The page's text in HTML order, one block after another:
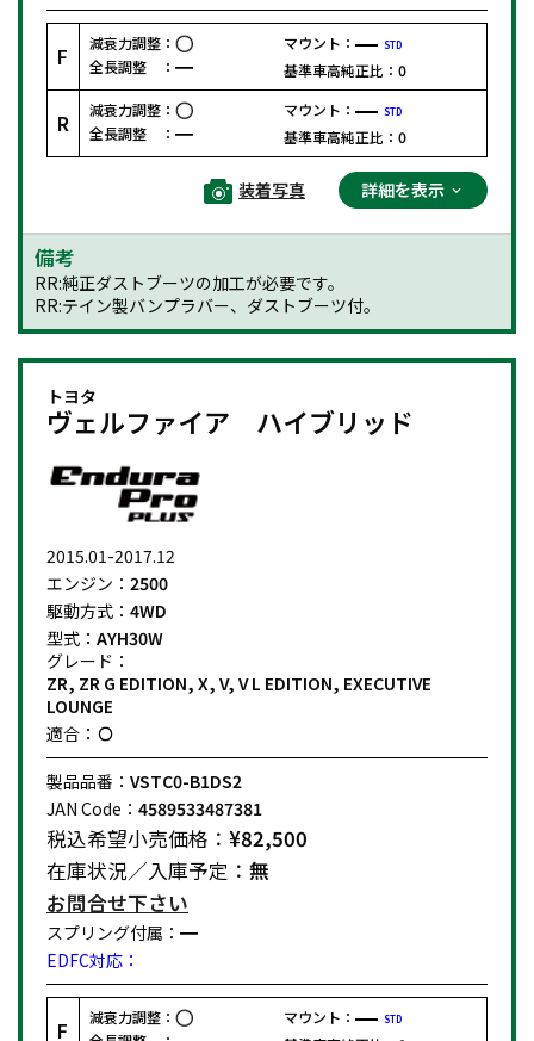
F
減衰力調整：
全長調整 ：
マウント： STD
基準車高純正比： 0
R
減衰力調整：
全長調整 ：
マウント： STD
基準車高純正比： 0
装着写真 詳細を表示
備考
RR:純正ダストブーツの加工が必要です。
RR:テイン製バンプラバー、ダストブーツ付。
トヨタ
ヴェルファイア ハイブリッド
2015.01-2017.12
エンジン： 2500
駆動方式： 4WD
型式： AYH30W
グレード：
ZR, ZR G EDITION, X, V, V L EDITION, EXECUTIVE
LOUNGE
適合：
製品品番： VSTC0-B1DS2
JAN Code： 4589533487381
税込希望小売価格： ¥82,500
在庫状況／入庫予定： 無
お問合せ下さい
スプリング付属：
EDFC対応：
F
減衰力調整：
マウント： STD